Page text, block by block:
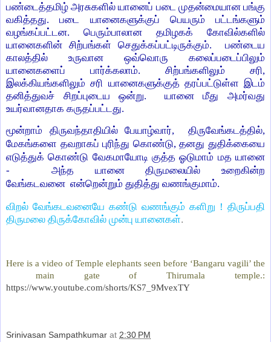
பண்டைத்தமிழ் அரசுகளில் யானைப் படை முதன்மையான பங்கு
வகித்தது. படை யானைகளுக்குப் பெயரும் பட்டங்களும்
வழங்கப்பட்டன. பெரும்பாலான தமிழகக் கோவில்களில்
யானைகளின் சிற்பங்கள் செதுக்கப்பட்டிருக்கும். பண்டைய
காலத்தில் உருவான ஒவ்வொரு கலைப்படைப்பிலும்
யானைகளைப் பார்க்கலாம். சிற்பங்களிலும் சரி,
இலக்கியங்களிலும் சரி யானைகளுக்குத் தரப்பட்டுள்ள இடம்
தனித்துவச் சிறப்புடைய ஒன்று. யானை மீது அமர்வது
உயர்வானதாக கருதப்பட்டது.
மூன்றாம் திருவந்தாதியில் பேயாழ்வார், திருவேங்கடத்தில்,
மேகங்களை தவறாகப் புரிந்து கொண்டு, தனது துதிக்கையை
எடுத்துக் கொண்டு வேகமாயோடி குத்த ஓடுமாம் மத யானை
- அந்த யானை திருமலையில் உறைகின்ற
வேங்கடவனை என்றென்றும் துதித்து வணங்குமாம்.
விறல் வேங்கடவனையே கண்டு வணங்கும் களிறு ! திருப்பதி
திருமலை திருக்கோவில் முன்பு யானைகள்.
Here is a video of Temple elephants seen before ‘Bangaru vagili’ the
main gate of Thirumala temple.:
https://www.youtube.com/shorts/KS7_9MvexTY
Srinivasan Sampathkumar at 2:30 PM